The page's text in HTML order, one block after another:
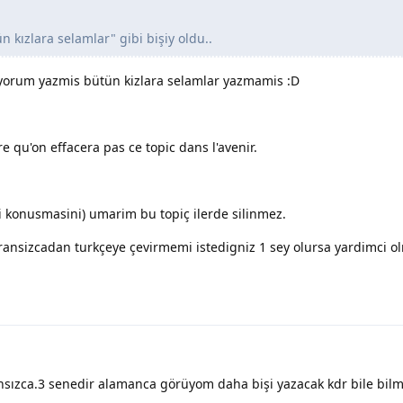
kızlara selamlar" gibi bişiy oldu..
yazmis bütün kizlara selamlar yazmamis :D
qu'on effacera pas ce topic dans l'avenir.
umarim bu topiç ilerde silinmez.
turkçeye çevirmemi istedigniz 1 sey olursa yardimci
senedir alamanca görüyom daha bişi yazacak kdr bile